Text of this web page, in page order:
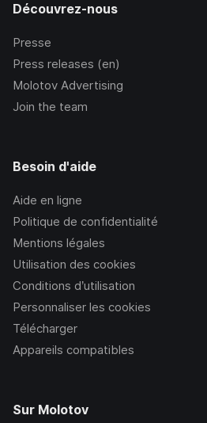
Découvrez-nous
Presse
Press releases (en)
Molotov Advertising
Join the team
Besoin d'aide
Aide en ligne
Politique de confidentialité
Mentions légales
Utilisation des cookies
Conditions d’utilisation
Personnaliser les cookies
Télécharger
Appareils compatibles
Sur Molotov